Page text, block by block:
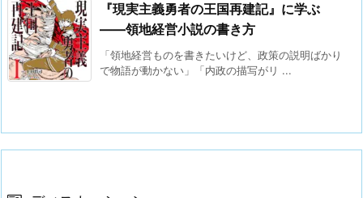
『現実主義勇者の王国再建記』に学ぶ
——領地経営小説の書き方
「領地経営ものを書きたいけど、政策の説明ばかり
で物語が動かない」「内政の描写がリ ...